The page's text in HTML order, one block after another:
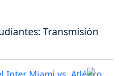
Transmisión